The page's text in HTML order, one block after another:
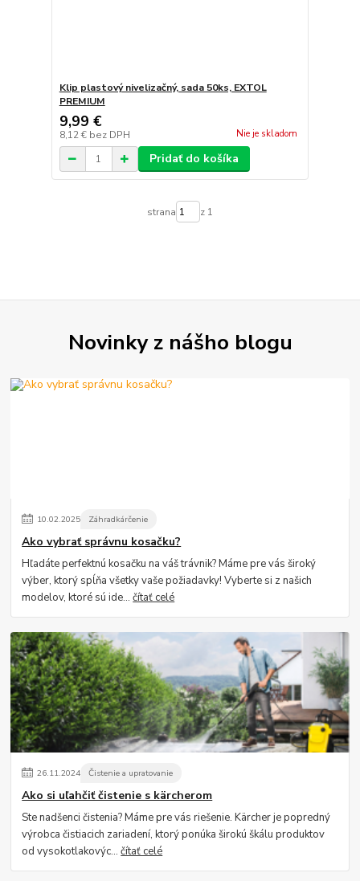
Klip plastový nivelizačný, sada 50ks, EXTOL
PREMIUM
9,99 €
8,12 € bez DPH Nie je skladom
Pridať do košíka
strana z 1
Novinky z nášho blogu
10.02.2025 Záhradkárčenie
Ako vybrať správnu kosačku?
Hľadáte perfektnú kosačku na váš trávnik? Máme pre vás široký
výber, ktorý spĺňa všetky vaše požiadavky! Vyberte si z našich
modelov, ktoré sú ide...čítať celé
26.11.2024 Čistenie a upratovanie
Ako si uľahčiť čistenie s kärcherom
Ste nadšenci čistenia? Máme pre vás riešenie. Kärcher je popredný
výrobca čistiacich zariadení, ktorý ponúka širokú škálu produktov
od vysokotlakovýc...čítať celé